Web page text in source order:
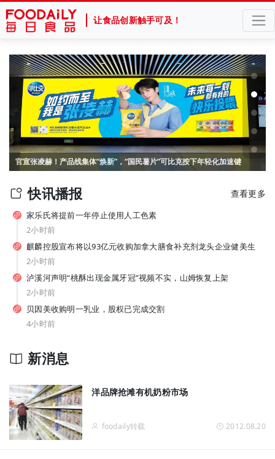
让食品创新触手可及！
官宣张凌赫！产品线集体“焕新”，“国民薯片”可比克按下年轻化加速键
从7-11、朴朴到丰e，蒙牛要借运动饮料“杀”入渠道新战场？
快讯播报 查看更多
家乐氏将提前一年停止使用人工色素
2小时前
麒麟控股宣布将以93亿元收购加拿大膳食补充剂龙头企业健美生
2小时前
泸溪河声明“桃酥出现金属牙冠”视频不实，山姆恢复上架
2小时前
贝因美收购明一乳业，股权已完成交割
4小时前
新消息
洋品牌抢滩有机奶粉市场
foodaily转载 2012.08.20